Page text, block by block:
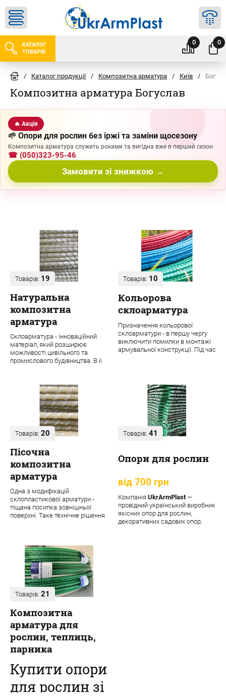
КАТАЛОГ
ТОВАРІВ
0 0
/ Каталог продукції / Композитна арматура / Київ /
Композитна арматура Богуслав
🔥 Акція
🌱 Опори для рослин без іржі та заміни щосезону
Композитна арматура служить роками та вигідна вже в перший сезон
☎ (050)323-95-46
Замовити зі знижкою →
Товарів: 19
Натуральна
композитна
арматура
Склоарматура - інноваційний
матеріал, який розширює
можливості цивільного та
промислового будівництва. В її
Товарів: 10
Кольорова
склоарматура
Призначення кольорової
склоарматури - в першу чергу
виключити помилки в монтажі
армувальної конструкції. Під час
Товарів: 20
Пісочна
композитна
арматура
Одна з модифікацій
склопластикової арматури -
піщана посипка зовнішньої
поверхні. Таке технічне рішення
Товарів: 41
Опори для рослин
від 700 грн
Компанія UkrArmPlast—
провідний український виробник
якісних опор для рослин,
декоративних садових опор,
Товарів: 21
Композитна
арматура для
рослин, теплиць,
парника
Купити опори
для рослин зі